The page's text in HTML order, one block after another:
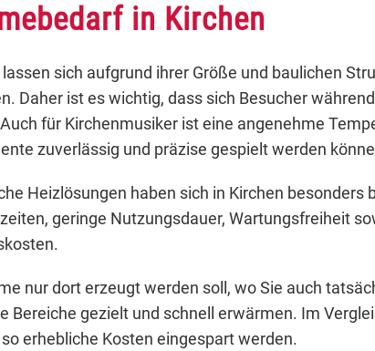
in Kirchen
sich aufgrund ihrer Größe und baulichen
Daher ist es wichtig, dass sich Besucher
für Kirchenmusiker ist eine angenehme
zuverlässig und präzise gespielt werden
Heizlösungen haben sich in Kirchen besonders
geringe Nutzungsdauer, Wartungsfreiheit
nur dort erzeugt werden soll, wo Sie auch
Bereiche gezielt und schnell erwärmen. Im
erhebliche Kosten eingespart werden.